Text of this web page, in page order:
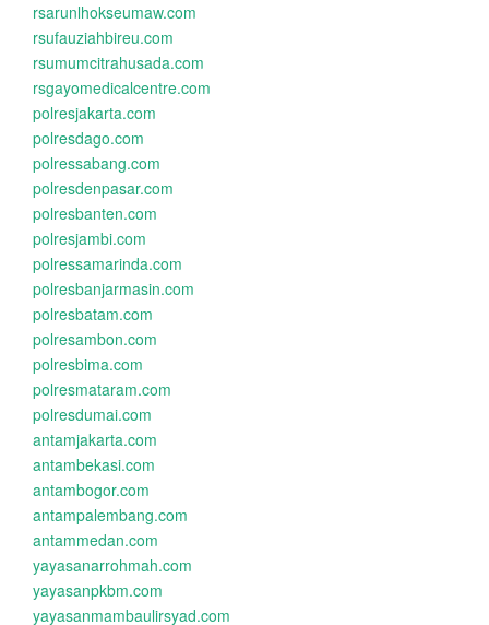
rsarunlhokseumaw.com
rsufauziahbireu.com
rsumumcitrahusada.com
rsgayomedicalcentre.com
polresjakarta.com
polresdago.com
polressabang.com
polresdenpasar.com
polresbanten.com
polresjambi.com
polressamarinda.com
polresbanjarmasin.com
polresbatam.com
polresambon.com
polresbima.com
polresmataram.com
polresdumai.com
antamjakarta.com
antambekasi.com
antambogor.com
antampalembang.com
antammedan.com
yayasanarrohmah.com
yayasanpkbm.com
yayasanmambaulirsyad.com